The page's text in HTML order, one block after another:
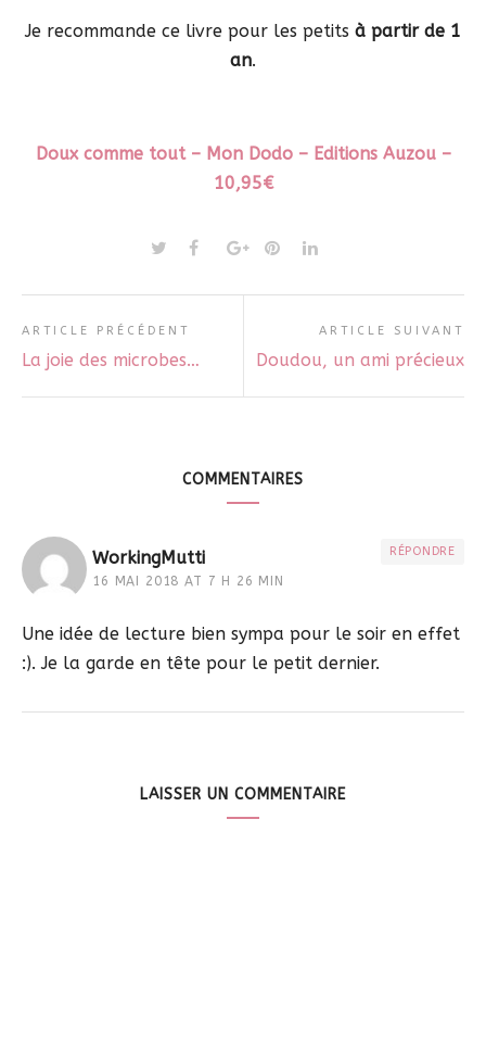
Je recommande ce livre pour les petits à partir de 1
an.
Doux comme tout – Mon Dodo – Editions Auzou –
10,95€
ARTICLE PRÉCÉDENT
La joie des microbes…
ARTICLE SUIVANT
Doudou, un ami précieux
COMMENTAIRES
WorkingMutti
16 MAI 2018 AT 7 H 26 MIN
RÉPONDRE
Une idée de lecture bien sympa pour le soir en effet
:). Je la garde en tête pour le petit dernier.
LAISSER UN COMMENTAIRE